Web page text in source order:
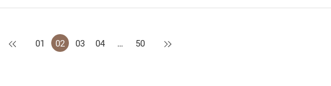
上一頁
01 02 03 04 … 50 下一頁